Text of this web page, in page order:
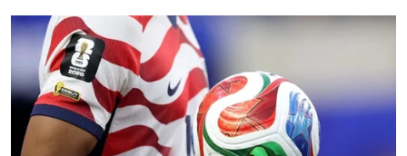
https://www.tvpoolreward.com/salepagefoamoffice/
รู้สึกอ่อนเพลีย ปวดชายโครงขวา หรือไม่ ถ้าใช่มาทางนี้ ท่าน
อาจจะมีภาวะเป็นไขมันพอกตับ หรือตับอักเสบ อาจจะ
ทำให้เกิดเป็นมะเร็งตับได้ในอนาคต เพื่อป้องกัน หรือลด